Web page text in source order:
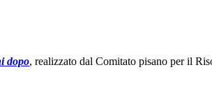
dopo, realizzato dal Comitato pisano per il